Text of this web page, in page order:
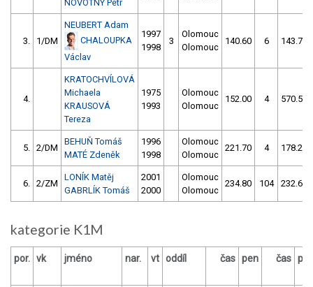
NOVOTNÝ Petr
3. 1/DM
NEUBERT Adam
CHALOUPKA
Václav
1997
1998
3
Olomouc
Olomouc
140.60 6 143.70
4.
KRATOCHVÍLOVÁ
Michaela
KRAUSOVÁ
Tereza
1975
1993
Olomouc
Olomouc
152.00 4 570.50
5. 2/DM
BEHUŇ Tomáš
MATÉ Zdeněk
1996
1998
Olomouc
Olomouc
221.70 4 178.20
6. 2/ZM
LONÍK Matěj
GABRLÍK Tomáš
2001
2000
Olomouc
Olomouc
234.80 104 232.60
kategorie K1M
por. vk jméno nar. vt oddíl čas pen čas